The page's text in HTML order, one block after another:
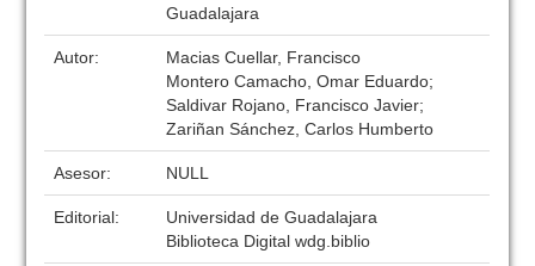
Guadalajara
Autor:
Macias Cuellar, Francisco
Montero Camacho, Omar Eduardo;
Saldivar Rojano, Francisco Javier;
Zariñan Sánchez, Carlos Humberto
Asesor: NULL
Editorial:
Universidad de Guadalajara
Biblioteca Digital wdg.biblio